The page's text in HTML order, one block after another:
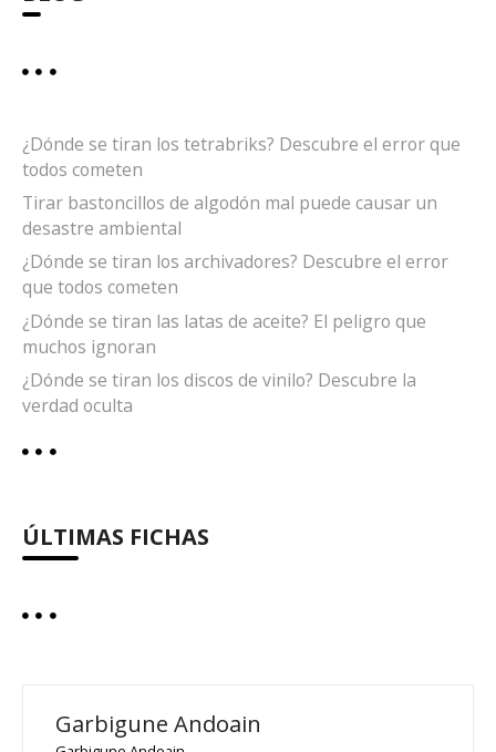
¿Dónde se tiran los tetrabriks? Descubre el error que
todos cometen
Tirar bastoncillos de algodón mal puede causar un
desastre ambiental
¿Dónde se tiran los archivadores? Descubre el error
que todos cometen
¿Dónde se tiran las latas de aceite? El peligro que
muchos ignoran
¿Dónde se tiran los discos de vinilo? Descubre la
verdad oculta
ÚLTIMAS FICHAS
Garbigune Andoain